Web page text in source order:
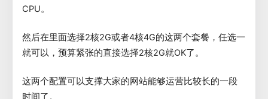
CPU。
然后在里面选择2核2G或者4核4G的这两个套餐，任选一
就可以，预算紧张的直接选择2核2G就OK了。
这两个配置可以支撑大家的网站能够运营比较长的一段
时间了。